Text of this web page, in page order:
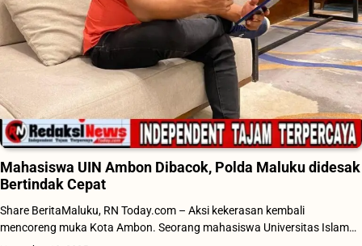
Mahasiswa UIN Ambon Dibacok, Polda Maluku didesak
Bertindak Cepat
Share BeritaMaluku, RN Today.com – Aksi kekerasan kembali
mencoreng muka Kota Ambon. Seorang mahasiswa Universitas Islam…